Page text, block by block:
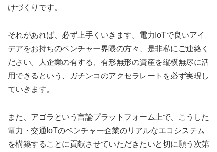
けづくりです。
それがあれば、必ず上手くいきます。電力IoTで良いアイ
デアをお持ちのベンチャー界隈の方々、是非私にご連絡く
ださい。大企業の有する、有形無形の資産を縦横無尽に活
用できるという、ガチンコのアクセラレートを必ず実現し
ていきます。
また、アゴラという言論プラットフォーム上で、こうした
電力・交通IoTのベンチャー企業のリアルなエコシステム
を構築することに貢献させていただきたいと切に願う次第